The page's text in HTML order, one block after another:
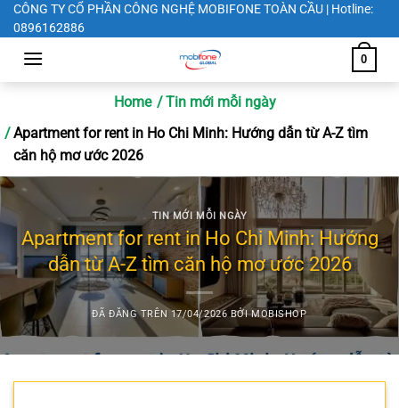
Chuyển
đến
CÔNG TY CỔ PHẦN CÔNG NGHỆ MOBIFONE TOÀN CẦU | Hotline:
0896162886
0
Home
Tin mới mỗi ngày
Apartment for rent in Ho Chi Minh: Hướng dẫn từ A-Z tìm
căn hộ mơ ước 2026
TIN MỚI MỖI NGÀY
Apartment for rent in Ho Chi Minh: Hướng
dẫn từ A-Z tìm căn hộ mơ ước 2026
ĐÃ ĐĂNG TRÊN 17/04/2026 BỞIMOBISHOP